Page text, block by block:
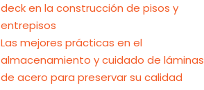
deck en la construcción de pisos y
entrepisos
Las mejores prácticas en el
almacenamiento y cuidado de láminas
de acero para preservar su calidad